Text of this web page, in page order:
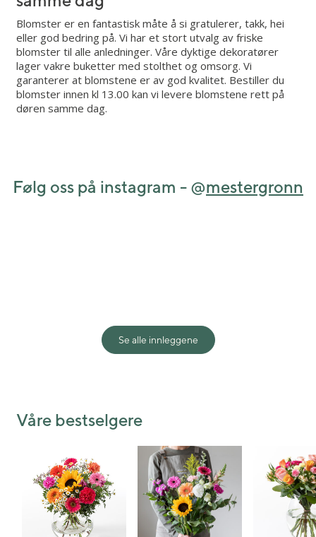
Blomster er en fantastisk måte å si gratulerer, takk, hei
eller god bedring på. Vi har et stort utvalg av friske
blomster til alle anledninger. Våre dyktige dekoratører
lager vakre buketter med stolthet og omsorg. Vi
garanterer at blomstene er av god kvalitet. Bestiller du
blomster innen kl 13.00 kan vi levere blomstene rett på
døren samme dag.
Følg oss på instagram - @mestergronn
Shared post
Se alle innleggene
Våre bestselgere